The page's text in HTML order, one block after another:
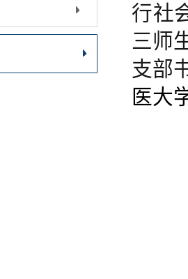
行社
三师
支部
医大